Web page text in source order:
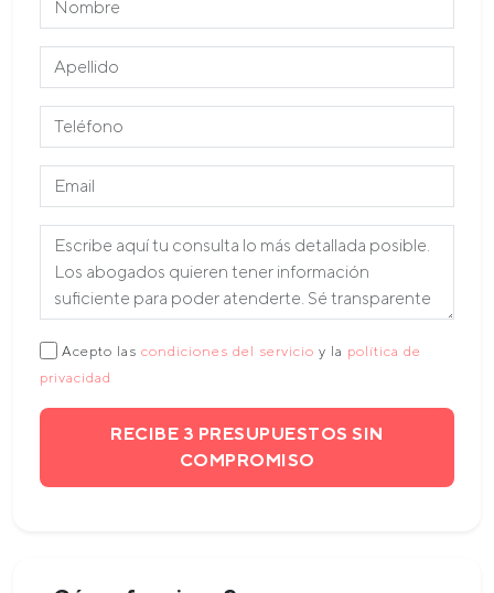
Acepto las condiciones del servicio y la política de
privacidad
RECIBE 3 PRESUPUESTOS SIN
COMPROMISO